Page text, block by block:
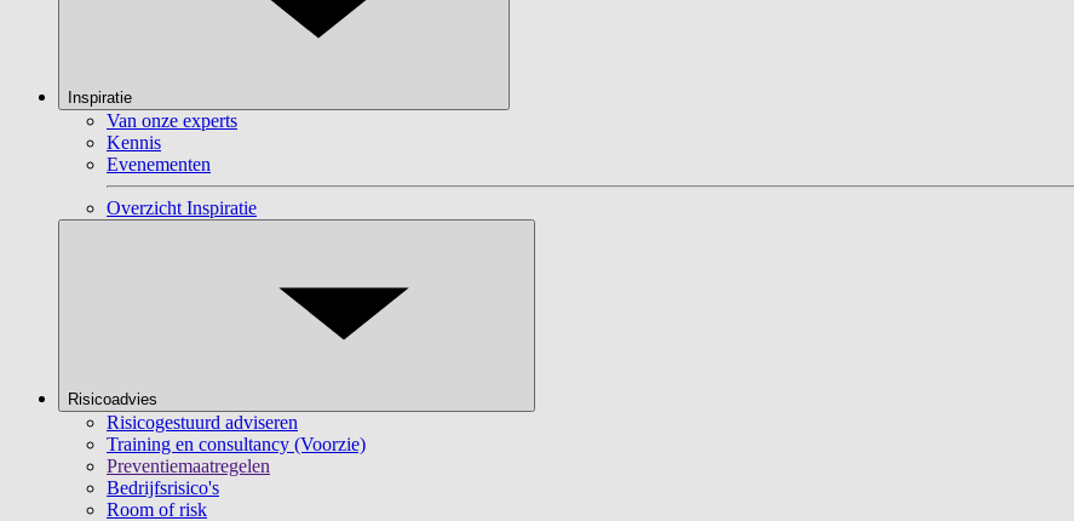
Inspiratie
Van onze experts
Kennis
Evenementen
Overzicht Inspiratie
Risicoadvies
Risicogestuurd adviseren
Training en consultancy (Voorzie)
Preventiemaatregelen
Bedrijfsrisico's
Room of risk